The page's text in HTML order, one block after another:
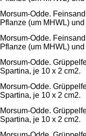
Morsum-Odde.
Pflanze (um MHWL)
Morsum-Odde.
Pflanze (um MHWL)
Morsum-Odde.
Spartina, je 10 x 2 cm2.
Morsum-Odde.
Spartina, je 10 x 2 cm2.
Morsum-Odde.
Spartina, je 10 x 2 cm2.